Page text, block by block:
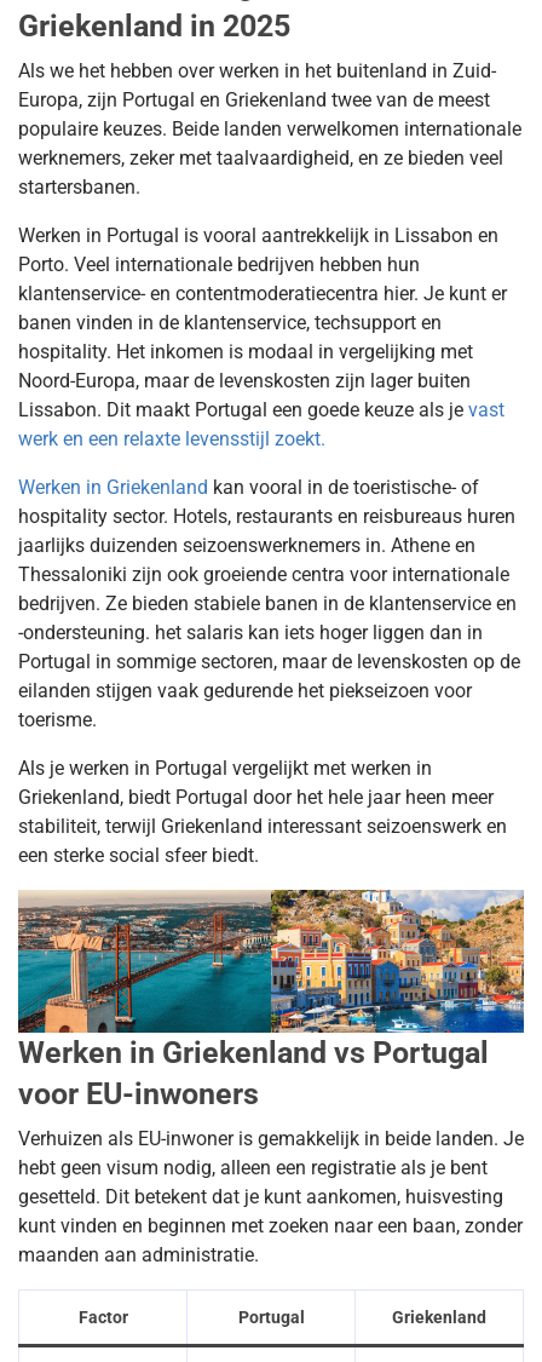
Griekenland in 2025
Als we het hebben over werken in het buitenland in Zuid-
Europa, zijn Portugal en Griekenland twee van de meest
populaire keuzes. Beide landen verwelkomen internationale
werknemers, zeker met taalvaardigheid, en ze bieden veel
startersbanen.
Werken in Portugal is vooral aantrekkelijk in Lissabon en
Porto. Veel internationale bedrijven hebben hun
klantenservice- en contentmoderatiecentra hier. Je kunt er
banen vinden in de klantenservice, techsupport en
hospitality. Het inkomen is modaal in vergelijking met
Noord-Europa, maar de levenskosten zijn lager buiten
Lissabon. Dit maakt Portugal een goede keuze als je vast
werk en een relaxte levensstijl zoekt.
Werken in Griekenland kan vooral in de toeristische- of
hospitality sector. Hotels, restaurants en reisbureaus huren
jaarlijks duizenden seizoenswerknemers in. Athene en
Thessaloniki zijn ook groeiende centra voor internationale
bedrijven. Ze bieden stabiele banen in de klantenservice en
-ondersteuning. het salaris kan iets hoger liggen dan in
Portugal in sommige sectoren, maar de levenskosten op de
eilanden stijgen vaak gedurende het piekseizoen voor
toerisme.
Als je werken in Portugal vergelijkt met werken in
Griekenland, biedt Portugal door het hele jaar heen meer
stabiliteit, terwijl Griekenland interessant seizoenswerk en
een sterke social sfeer biedt.
Werken in Griekenland vs Portugal
voor EU-inwoners
Verhuizen als EU-inwoner is gemakkelijk in beide landen. Je
hebt geen visum nodig, alleen een registratie als je bent
gesetteld. Dit betekent dat je kunt aankomen, huisvesting
kunt vinden en beginnen met zoeken naar een baan, zonder
maanden aan administratie.
Factor Portugal Griekenland